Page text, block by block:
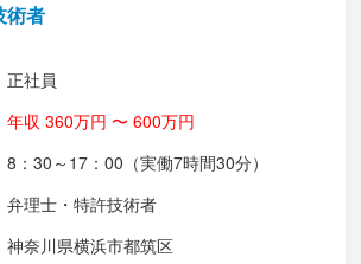
術者
正社員
年収 360万円 〜 600万円
8：30～17：00（実働7時間30分）
弁理士・特許技術者
神奈川県横浜市都筑区